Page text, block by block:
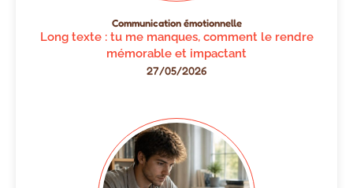
Communication émotionnelle
Long texte : tu me manques, comment le rendre
mémorable et impactant
27/05/2026